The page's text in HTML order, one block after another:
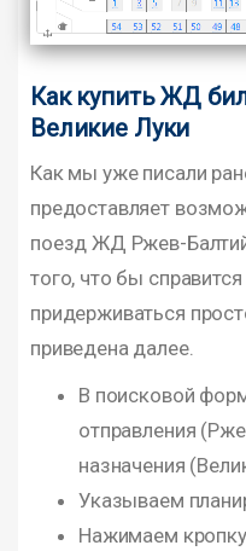
Как купить ЖД
Великие Луки
Как мы уже писали
предоставляет
поезд ЖД Ржев-
того, что бы
придерживаться
приведена далее.
В поисковой
отправления
назначения
Указываем
Нажимаем